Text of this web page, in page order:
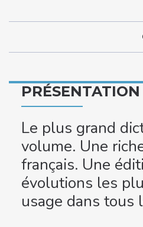
Le plus grand
volume. Une
français. Une
évolutions les
usage dans tous